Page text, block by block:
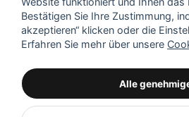
Bestätigen Sie Ihre Zustimmung,
akzeptieren“ klicken oder die
Erfahren Sie mehr über unsere
Alle